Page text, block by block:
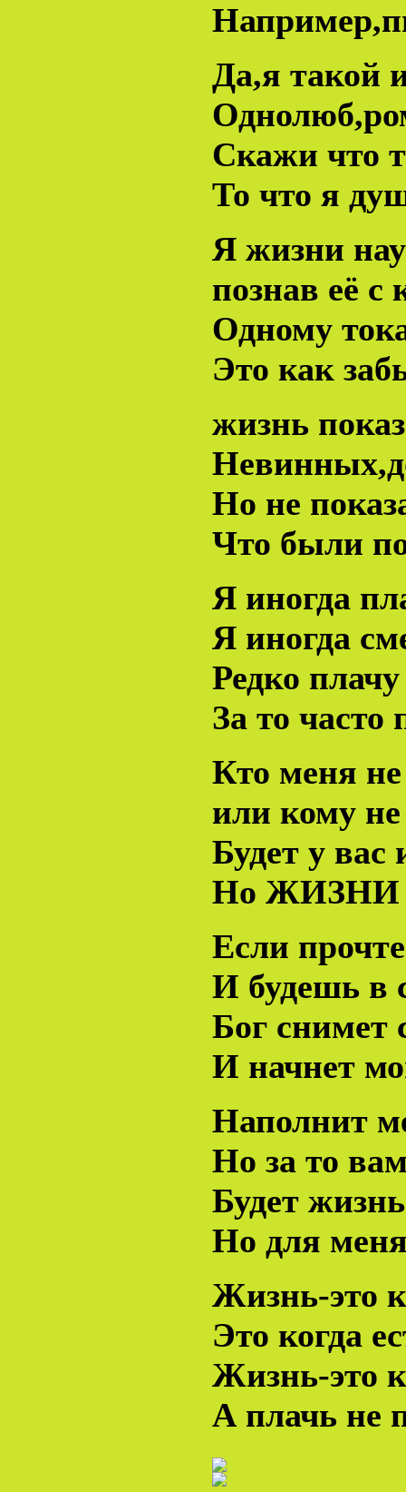
Да,я такой
Скажи что
То что я
Я жизни
познав её с
Одному
Это как
жизнь
Но не
Что были
Я иногда
Я иногда
Редко
За то
Кто меня
или кому
Будет у вас
Но ЖИЗНИ
Если
И будешь в
Бог снимет
И начнет
Наполнит
Но за то
Будет
Но для
Жизнь-это
Это когда
Жизнь-это
А плачь не